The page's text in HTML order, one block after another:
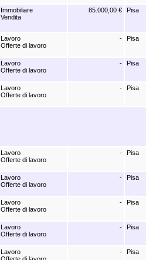
Immobiliare
Vendita
85.000,00 € Pisa
Lavoro
Offerte di lavoro
- Pisa
Lavoro
Offerte di lavoro
- Pisa
Lavoro
Offerte di lavoro
- Pisa
Lavoro
Offerte di lavoro
- Pisa
Lavoro
Offerte di lavoro
- Pisa
Lavoro
Offerte di lavoro
- Pisa
Lavoro
Offerte di lavoro
- Pisa
Lavoro
- Pisa